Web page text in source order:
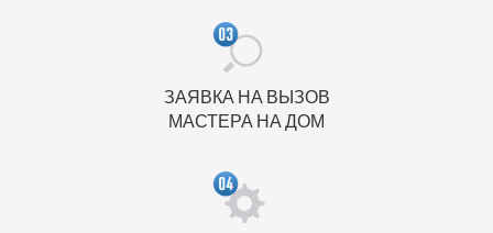
ЗАЯВКА НА ВЫЗОВ
МАСТЕРА НА ДОМ